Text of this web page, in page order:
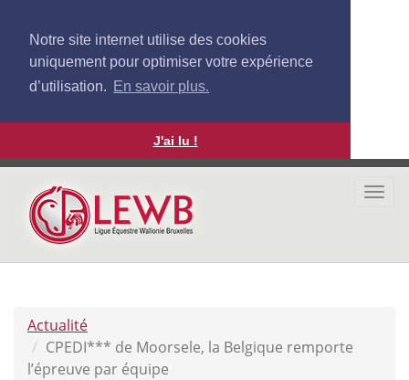
Notre site internet utilise des cookies
uniquement pour optimiser votre expérience
d’utilisation. En savoir plus.
J'ai lu !
Aller
contenu
principal
Actualité
CPEDI*** de Moorsele, la Belgique remporte
l’épreuve par équipe